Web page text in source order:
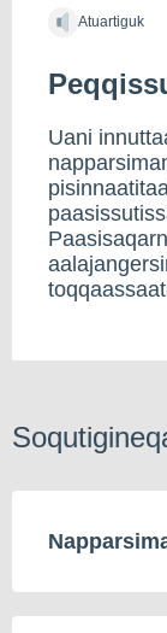
Atuartiguk
Uani